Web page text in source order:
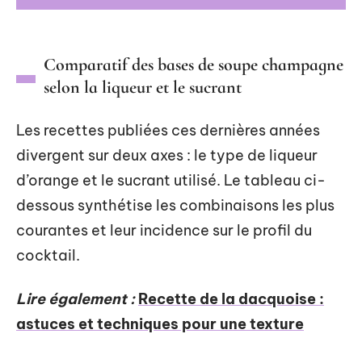
Comparatif des bases de soupe champagne
selon la liqueur et le sucrant
Les recettes publiées ces dernières années
divergent sur deux axes : le type de liqueur
d’orange et le sucrant utilisé. Le tableau ci-
dessous synthétise les combinaisons les plus
courantes et leur incidence sur le profil du
cocktail.
Lire également : Recette de la dacquoise :
astuces et techniques pour une texture